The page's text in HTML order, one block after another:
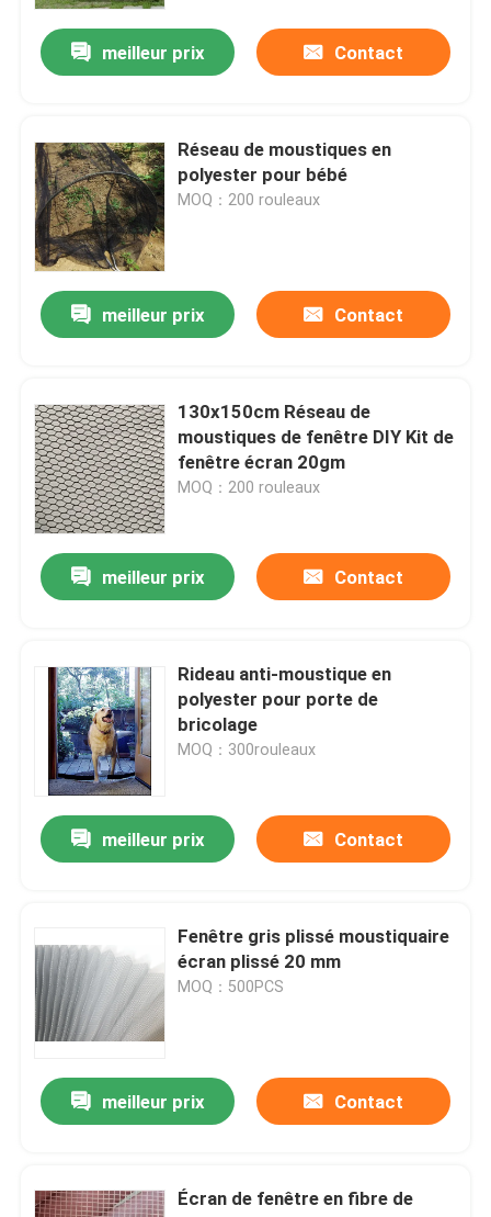
Produits
A propos de nous
Contrôle de la qualité
Demande de soumission
Russian website
Rideau de porte en treillis magnétique
Filet d'ombre de PE
Filet d'insecte d'agriculture
Bâche de PE
Mesh Netting de plastique
serre-câble en nylon
Rideau de porte en plastique magnétique
meilleur prix Contact
Réseau de moustiques en
polyester pour bébé
MOQ：200 rouleaux
meilleur prix Contact
130x150cm Réseau de
moustiques de fenêtre DIY Kit de
fenêtre écran 20gm
MOQ：200 rouleaux
meilleur prix Contact
Rideau anti-moustique en
polyester pour porte de
bricolage
MOQ：300rouleaux
meilleur prix Contact
Fenêtre gris plissé moustiquaire
écran plissé 20 mm
MOQ：500PCS
meilleur prix Contact
Écran de fenêtre en fibre de